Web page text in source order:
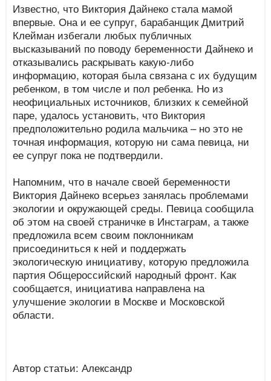
Известно, что Виктория Дайнеко стала мамой
впервые. Она и ее супруг, барабанщик Дмитрий
Клейман избегали любых публичных
высказываний по поводу беременности Дайнеко и
отказывались раскрывать какую-либо
информацию, которая была связана с их будущим
ребенком, в том числе и пол ребенка. Но из
неофициальных источников, близких к семейной
паре, удалось установить, что Виктория
предположительно родила мальчика – но это не
точная информация, которую ни сама певица, ни
ее супруг пока не подтвердили.
Напомним, что в начале своей беременности
Виктория Дайнеко всерьез занялась проблемами
экологии и окружающей среды. Певица сообщила
об этом на своей страничке в Инстаграм, а также
предложила всем своим поклонникам
присоединиться к ней и поддержать
экологическую инициативу, которую предложила
партия Общероссийский народный фронт. Как
сообщается, инициатива направлена на
улучшение экологии в Москве и Московской
области.
Автор статьи: Александр